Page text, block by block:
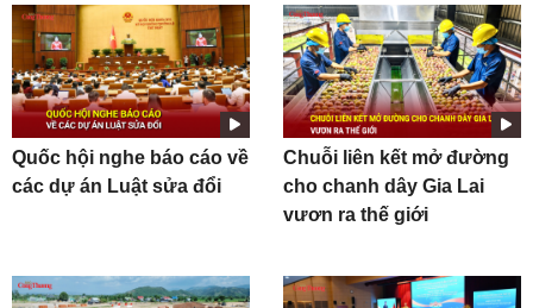
Quốc hội nghe báo cáo về
các dự án Luật sửa đổi
Chuỗi liên kết mở đường
cho chanh dây Gia Lai
vươn ra thế giới